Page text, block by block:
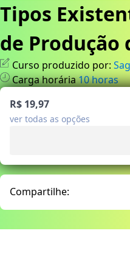
Tipos
de Produção
Curso produzido por:
Carga horária10horas
R$ 19,97
ver todas as opções
Compartilhe: